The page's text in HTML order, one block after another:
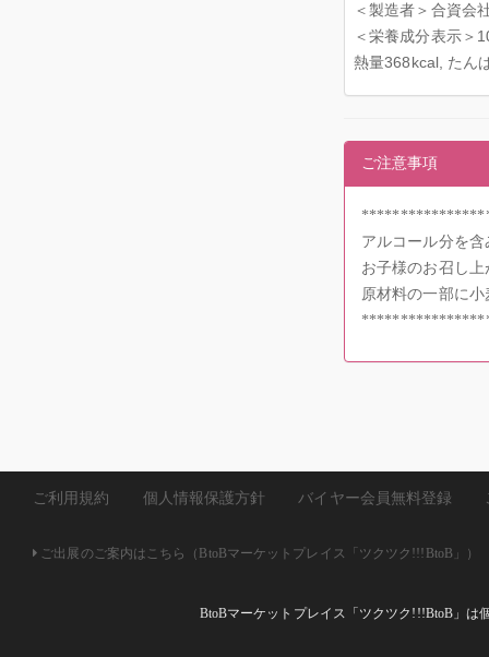
＜製造者＞合資
＜栄養成分表示
熱量368kcal, たん
ご注意事項
アルコール分を
お子様のお召し
原材料の一部に
ご利用規約 個人情報保護方針 バイヤー会員無料登録
ご出展のご案内はこちら（BtoBマーケットプレイス「ツクツク!!!BtoB」）
BtoBマーケットプレイス「ツクツク!!!BtoB」は